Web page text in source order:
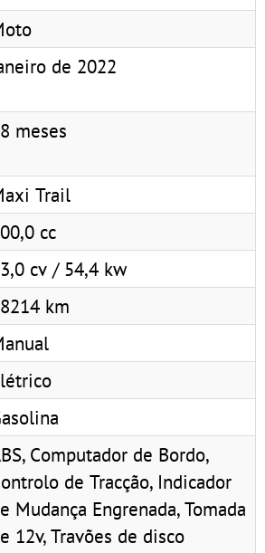
de 2022
meses
Trail
cc
cv / 54,4 kw
km
Computador de Bordo,
de Tracção, Indicador
Mudança Engrenada, Tomada
12v, Travões de disco